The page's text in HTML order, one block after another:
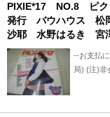
用、日・
追跡番号
配送状況
後、5日
いです。
ものとご
--送料に
り+保証
・クロネ
に送料記
+クロネ
認後、2
PIXIE*17 NO.8 ピク
発行 バウハウス 松
沙耶 水野はるき 宮
子 笹原好子 桂木萌
羽 夏木あやの
--お支払
局) (注)非
決済利用
「振込み
て-- 中古